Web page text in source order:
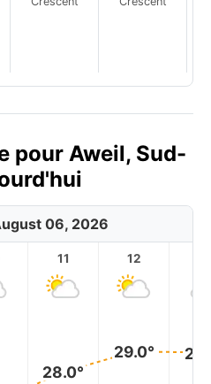
pour Aweil, Sud-
06, 2026
11
28.0°
12
29.0°